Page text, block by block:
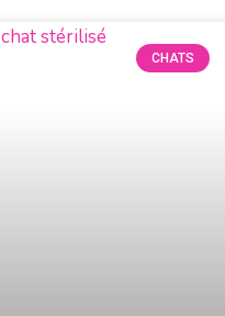
CHATS